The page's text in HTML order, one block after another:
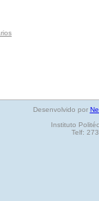
Desenvolvido por
Instituto
Telf: